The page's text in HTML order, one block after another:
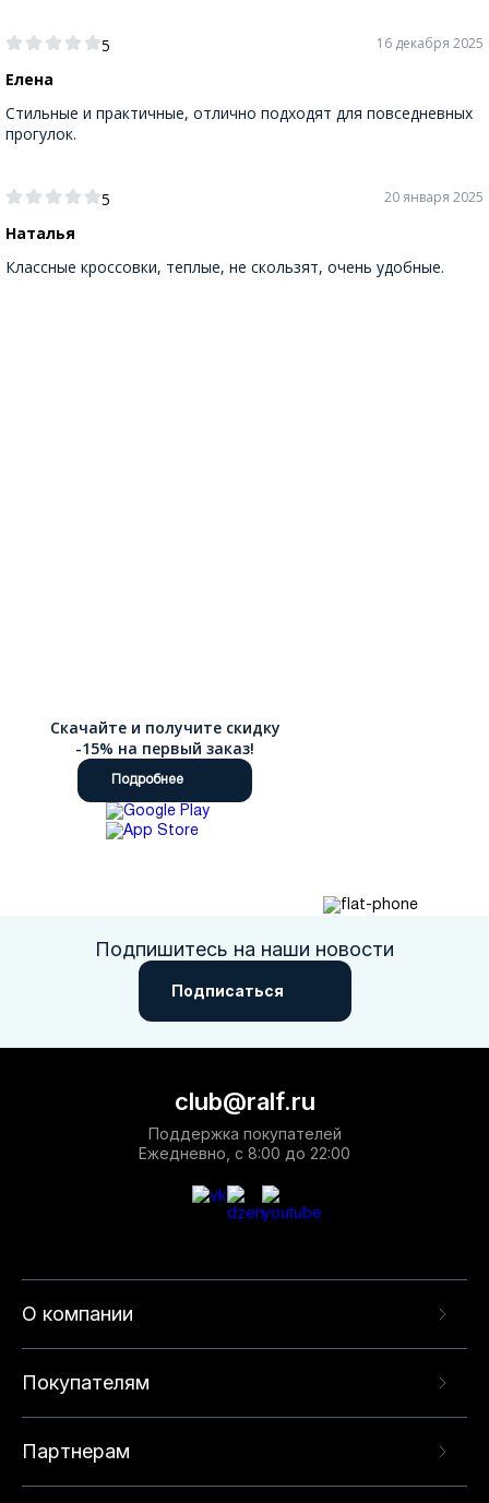
5
Елена
16 декабря 2025
Стильные и практичные, отлично подходят для повседневных
прогулок.
5
Наталья
20 января 2025
Классные кроссовки, теплые, не скользят, очень удобные.
Скачайте и получите скидку
-15% на первый заказ!
Подробнее
Подпишитесь на наши новости
Подписаться
О компании
Покупателям
Партнерам
club@ralf.ru
Поддержка покупателей
Ежедневно, с 8:00 до 22:00